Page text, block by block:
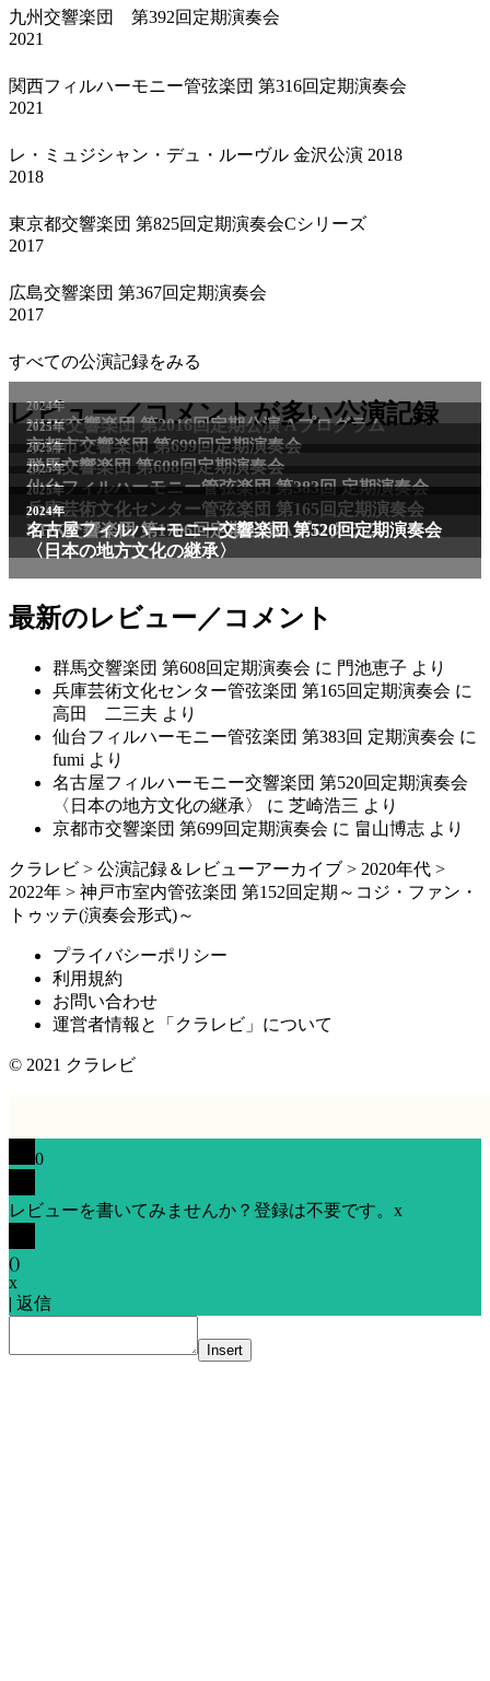
九州交響楽団 第392回定期演奏会
2021
関西フィルハーモニー管弦楽団 第316回定期演奏会
2021
レ・ミュジシャン・デュ・ルーヴル 金沢公演 2018
2018
東京都交響楽団 第825回定期演奏会Cシリーズ
2017
広島交響楽団 第367回定期演奏会
2017
すべての公演記録をみる
レビュー／コメントが多い公演記録
最新のレビュー／コメント
群馬交響楽団 第608回定期演奏会 に 門池恵子 より
兵庫芸術文化センター管弦楽団 第165回定期演奏会 に
高田 二三夫 より
仙台フィルハーモニー管弦楽団 第383回 定期演奏会 に
fumi より
名古屋フィルハーモニー交響楽団 第520回定期演奏会
〈日本の地方文化の継承〉
に 芝崎浩三 より
京都市交響楽団 第699回定期演奏会 に 畠山博志 より
クラレビ > 公演記録＆レビューアーカイブ > 2020年代 >
2022年 > 神戸市室内管弦楽団 第152回定期～コジ・ファン・
トゥッテ(演奏会形式)～
プライバシーポリシー
利用規約
お問い合わせ
運営者情報と「クラレビ」について
© 2021 クラレビ
0
レビューを書いてみませんか？登録は不要です。 x
()
x
| 返信
Insert